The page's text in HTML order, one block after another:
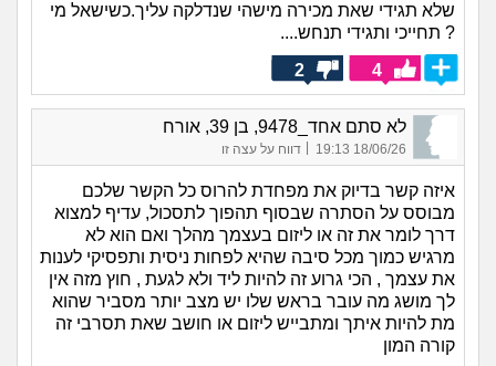
שלא תגידי שאת מכירה מישהי שנדלקה עליך.כשישאל מי
? תחייכי ותגידי תנחש....
4
2
לא סתם אחד_9478, בן 39, אורח
18/06/26 19:13
| דווח על עצה זו
איזה קשר בדיוק את מפחדת להרוס כל הקשר שלכם
מבוסס על הסתרה שבסוף תהפוך לתסכול, עדיף למצוא
דרך לומר את זה או ליזום בעצמך מהלך ואם הוא לא
מרגיש כמוך מכל סיבה שהיא לפחות ניסית ותפסיקי לענות
את עצמך , הכי גרוע זה להיות ליד ולא לגעת , חוץ מזה אין
לך מושג מה עובר בראש שלו יש מצב יותר מסביר שהוא
מת להיות איתך ומתבייש ליזום או חושב שאת תסרבי זה
קורה המון